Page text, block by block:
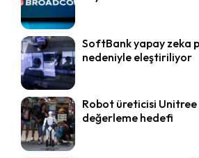
SoftBank yapay zeka
nedeniyle eleştiriliyor
Robot üreticisi Unitree
değerleme hedefi